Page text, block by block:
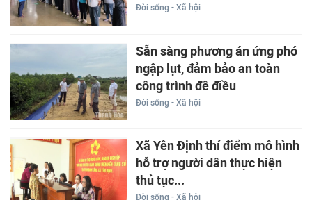
Đời sống - Xã hội
Sẵn sàng phương án ứng phó
ngập lụt, đảm bảo an toàn
công trình đê điều
Đời sống - Xã hội
Xã Yên Định thí điểm mô hình
hỗ trợ người dân thực hiện
thủ tục...
Đời sống - Xã hội